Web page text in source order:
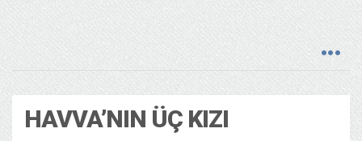
HAVVA’NIN ÜÇ KIZI